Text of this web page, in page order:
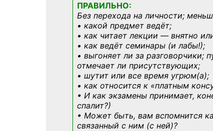
ПРАВИЛЬНО:
Без перехода на личности;
• какой предмет ведёт;
• как читает лекции — внятно
• как ведёт семинары (и лабы!);
• выгоняет ли за разговорчики;
отмечает ли присутствующих;
• шутит или все время угрюм(а);
• как относится к «платным
• И как экзамены принимает,
спалит?)
• Может быть, вам вспомнится
связанный с ним (с ней)?